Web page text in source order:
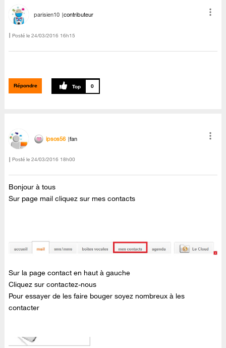
parisien10 contributeur
Posté le ‎24/03/2016 16h15
Répondre 0
ipsos56 fan
Posté le ‎24/03/2016 18h00
Bonjour à tous
Sur page mail cliquez sur mes contacts
Sur la page contact en haut à gauche
Cliquez sur contactez-nous
Pour essayer de les faire bouger soyez nombreux à les
contacter